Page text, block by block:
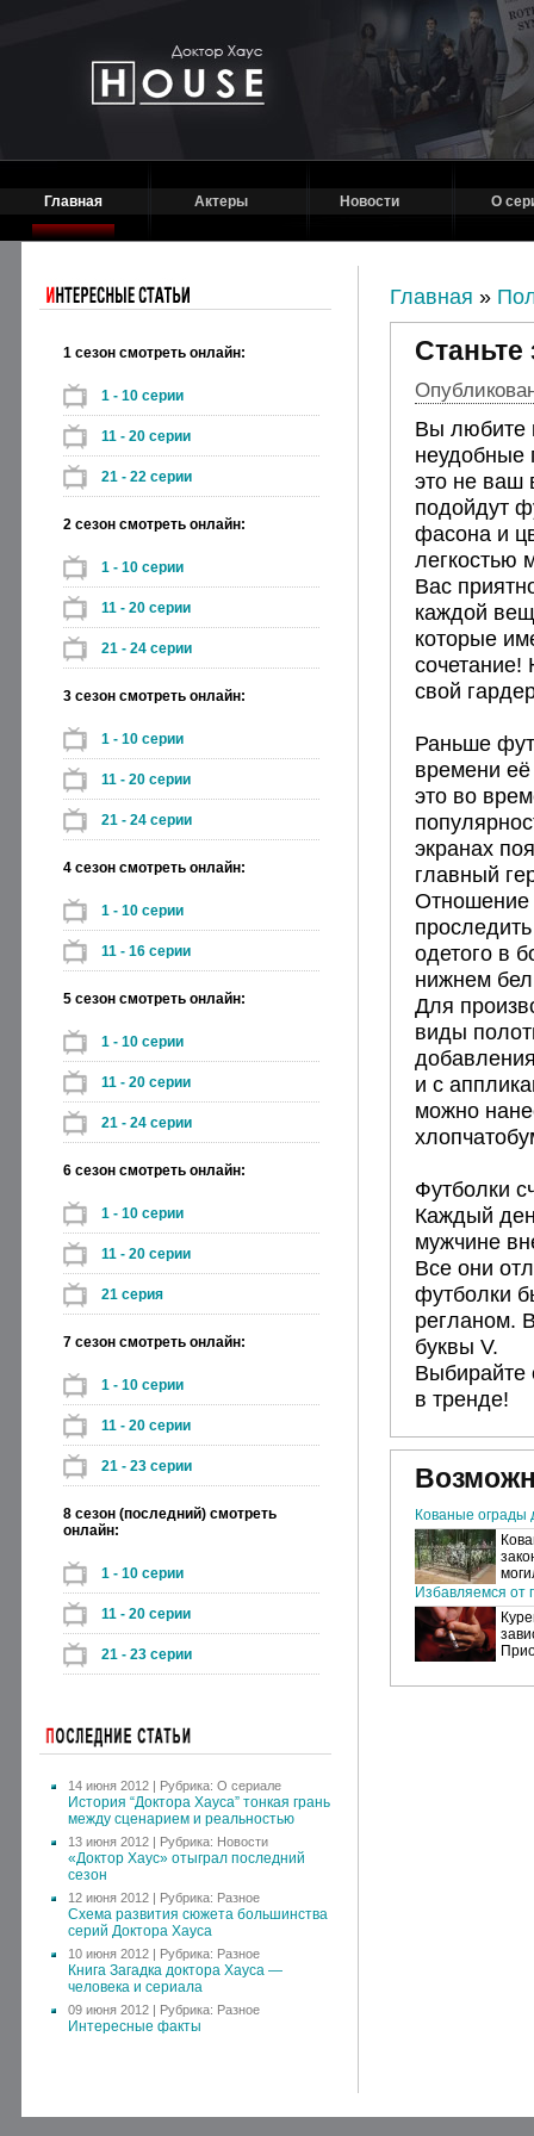
Главная Актеры Новости О
1 сезон смотреть онлайн:
1 - 10 серии
11 - 20 серии
21 - 22 серии
2 сезон смотреть онлайн:
1 - 10 серии
11 - 20 серии
21 - 24 серии
3 сезон смотреть онлайн:
1 - 10 серии
11 - 20 серии
21 - 24 серии
4 сезон смотреть онлайн:
1 - 10 серии
11 - 16 серии
5 сезон смотреть онлайн:
1 - 10 серии
11 - 20 серии
21 - 24 серии
6 сезон смотреть онлайн:
1 - 10 серии
11 - 20 серии
21 серия
7 сезон смотреть онлайн:
1 - 10 серии
11 - 20 серии
21 - 23 серии
8 сезон (последний) смотреть
онлайн:
1 - 10 серии
11 - 20 серии
21 - 23 серии
14 июня 2012 | Рубрика: О сериале
История “Доктора Хауса” тонкая грань
между сценарием и реальностью
13 июня 2012 | Рубрика: Новости
«Доктор Хаус» отыграл последний
сезон
12 июня 2012 | Рубрика: Разное
Схема развития сюжета большинства
серий Доктора Хауса
10 июня 2012 | Рубрика: Разное
Книга Загадка доктора Хауса —
человека и сериала
09 июня 2012 | Рубрика: Разное
Интересные факты
Главная »
Станьте
Вы любите
неудобные
это не ваш
подойдут
фасона и
легкостью
Вас
каждой
которые
сочетание!
свой
Раньше
времени
это во
экранах
главный
Отношение
одетого в
нижнем
Для
виды
и с
можно
Футболки
Каждый
мужчине
Все они
футболки
регланом.
буквы V.
Выбирайте
в тренде!
Кованые ограды
Избавляемся от